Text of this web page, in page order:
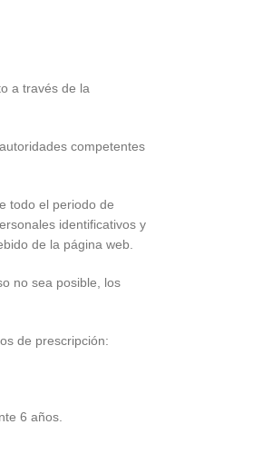
a través de la
competentes
todo el periodo de
identificativos y
de la página web.
no sea posible, los
de prescripción:
6 años.